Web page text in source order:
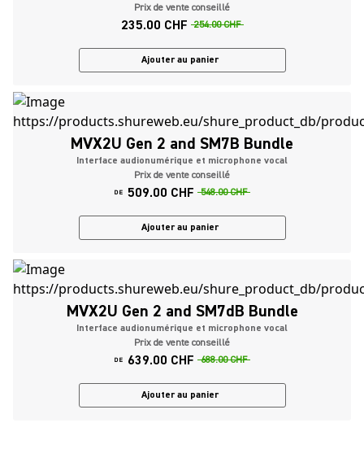
Prix de vente conseillé
235.00 CHF 254.00 CHF
Ajouter au panier
MVX2U Gen 2 and SM7B Bundle
Interface audionumérique et microphone vocal
Prix de vente conseillé
DE 509.00 CHF 548.00 CHF
Ajouter au panier
MVX2U Gen 2 and SM7dB Bundle
Interface audionumérique et microphone vocal
Prix de vente conseillé
DE 639.00 CHF 688.00 CHF
Ajouter au panier